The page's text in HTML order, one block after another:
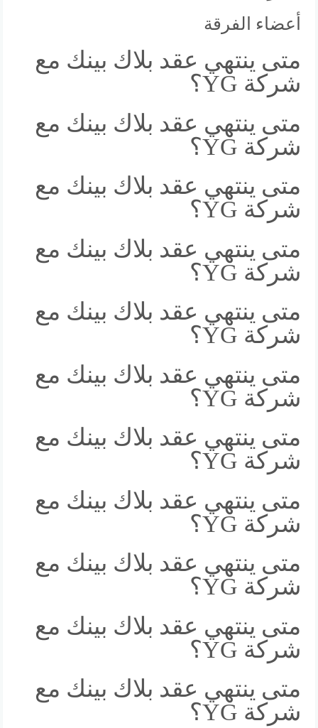
أعضاء الفرقة
متى ينتهي عقد بلاك بينك مع
شركة YG؟
متى ينتهي عقد بلاك بينك مع
شركة YG؟
متى ينتهي عقد بلاك بينك مع
شركة YG؟
متى ينتهي عقد بلاك بينك مع
شركة YG؟
متى ينتهي عقد بلاك بينك مع
شركة YG؟
متى ينتهي عقد بلاك بينك مع
شركة YG؟
متى ينتهي عقد بلاك بينك مع
شركة YG؟
متى ينتهي عقد بلاك بينك مع
شركة YG؟
متى ينتهي عقد بلاك بينك مع
شركة YG؟
متى ينتهي عقد بلاك بينك مع
شركة YG؟
متى ينتهي عقد بلاك بينك مع
شركة YG؟